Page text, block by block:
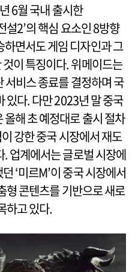
6월 국내 출시한
설2’의 핵심 요소인 8방향
면서도 게임 디자인과 그
이 특징이다. 위메이드는
서비스 종료를 결정하며 국
있다. 다만 2023년 말 중국
해 초 예정대로 출시 절차
강한 중국 시장에서 재도
업계에서는 글로벌 시장에
‘미르M’이 중국 시장에서
형 콘텐츠를 기반으로 새로
하고 있다.